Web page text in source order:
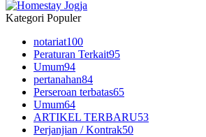
Kategori Populer
notariat100
Peraturan Terkait95
Umum94
pertanahan84
Perseroan terbatas65
Umum64
ARTIKEL TERBARU53
Perjanjian / Kontrak50